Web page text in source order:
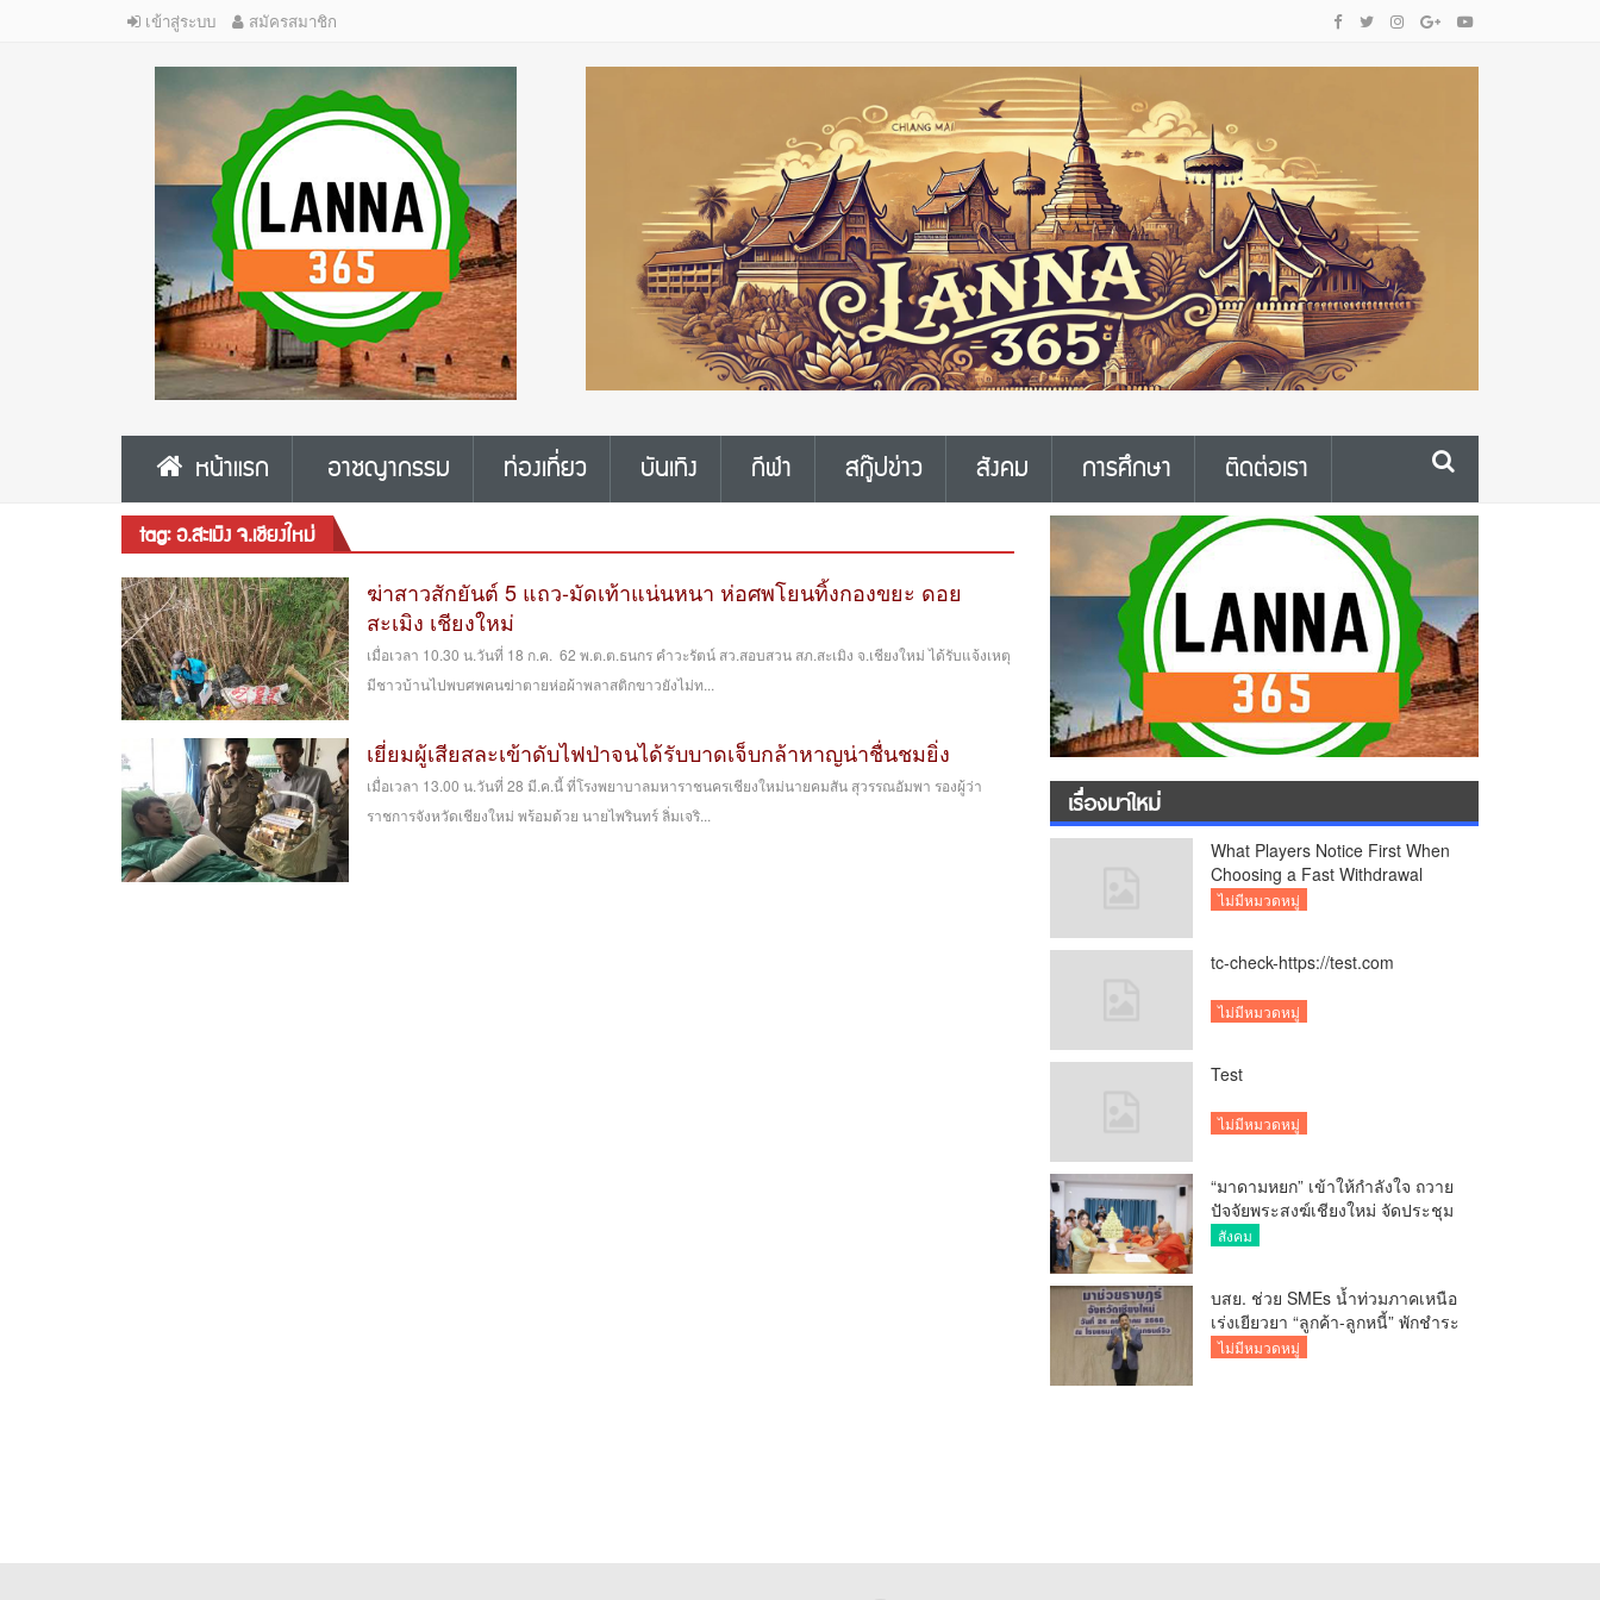
เข้าสู่ระบบ สมัครสมาชิก
หน้าแรก อาชญากรรม ท่องเที่ยว บันเทิง กีฬา สกู๊ปข่าว สังคม การศึกษา ติดต่อเรา
tag: อ.สะเมิง จ.เชียงใหม่
ฆ่าสาวสักยันต์ 5 แถว-มัดเท้าแน่นหนา ห่อศพโยนทิ้งกองขยะ ดอย
สะเมิง เชียงใหม่
เมื่อเวลา 10.30 น.วันที่ 18 ก.ค. 62 พ.ต.ต.ธนกร คำวะรัตน์ สว.สอบสวน สภ.สะเมิง จ.เชียงใหม่ ได้รับแจ้งเหตุ
มีชาวบ้านไปพบศพคนฆ่าตายห่อผ้าพลาสติกขาวยังไม่ท...
เยี่ยมผู้เสียสละเข้าดับไฟป่าจนได้รับบาดเจ็บกล้าหาญน่าชื่นชมยิ่ง
เมื่อเวลา 13.00 น.วันที่ 28 มี.ค.นี้ ที่โรงพยาบาลมหาราชนครเชียงใหม่นายคมสัน สุวรรณอัมพา รองผู้ว่า
ราชการจังหวัดเชียงใหม่ พร้อมด้วย นายไพรินทร์ ลิ่มเจริ...
เรื่องมาใหม่
What Players Notice First When
Choosing a Fast Withdrawal
Casino UK
ไม่มีหมวดหมู่
tc-check-https://test.com
ไม่มีหมวดหมู่
Test
ไม่มีหมวดหมู่
“มาดามหยก” เข้าให้กำลังใจ ถวาย
ปัจจัยพระสงฆ์เชียงใหม่ จัดประชุม
ทำบัญชีรายรับรายจ่ายของวัด กว่า
สังคม
บสย. ช่วย SMEs น้ำท่วมภาคเหนือ
เร่งเยียวยา “ลูกค้า-ลูกหนี้” พักชำระ
ค่าธรรมเนียม-ค่างวด
ไม่มีหมวดหมู่